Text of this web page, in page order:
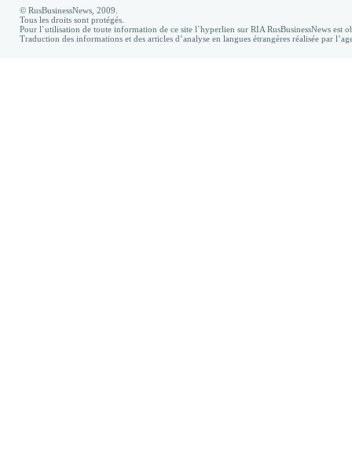
© RusBusinessNews, 2009.
Tous les droits sont protégés.
Pour l`utilisation de toute information de ce site l`hyperlien sur RIA RusBusinessNews est
Traduction des informations et des articles d’analyse en langues étrangères réalisée par